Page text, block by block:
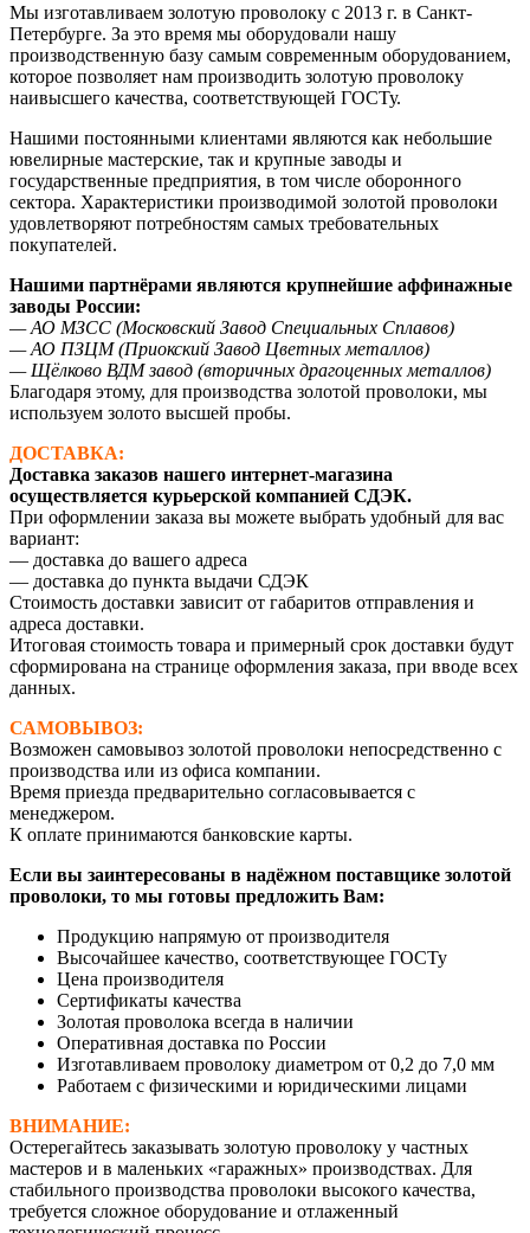
Мы изготавливаем золотую проволоку с 2013 г. в Санкт-
Петербурге. За это время мы оборудовали нашу
производственную базу самым современным оборудованием,
которое позволяет нам производить золотую проволоку
наивысшего качества, соответствующей ГОСТу.
Нашими постоянными клиентами являются как небольшие
ювелирные мастерские, так и крупные заводы и
государственные предприятия, в том числе оборонного
сектора. Характеристики производимой золотой проволоки
удовлетворяют потребностям самых требовательных
покупателей.
Нашими партнёрами являются крупнейшие аффинажные
заводы России:
— АО МЗСС (Московский Завод Специальных Сплавов)
— АО ПЗЦМ (Приокский Завод Цветных металлов)
— Щёлково ВДМ завод (вторичных драгоценных металлов)
Благодаря этому, для производства золотой проволоки, мы
используем золото высшей пробы.
ДОСТАВКА:
Доставка заказов нашего интернет-магазина
осуществляется курьерской компанией СДЭК.
При оформлении заказа вы можете выбрать удобный для вас
вариант:
— доставка до вашего адреса
— доставка до пункта выдачи СДЭК
Стоимость доставки зависит от габаритов отправления и
адреса доставки.
Итоговая стоимость товара и примерный срок доставки будут
сформирована на странице оформления заказа, при вводе всех
данных.
САМОВЫВОЗ:
Возможен самовывоз золотой проволоки непосредственно с
производства или из офиса компании.
Время приезда предварительно согласовывается с
менеджером.
К оплате принимаются банковские карты.
Если вы заинтересованы в надёжном поставщике золотой
проволоки, то мы готовы предложить Вам:
Продукцию напрямую от производителя
Высочайшее качество, соответствующее ГОСТу
Цена производителя
Сертификаты качества
Золотая проволока всегда в наличии
Оперативная доставка по России
Изготавливаем проволоку диаметром от 0,2 до 7,0 мм
Работаем с физическими и юридическими лицами
ВНИМАНИЕ:
Остерегайтесь заказывать золотую проволоку у частных
мастеров и в маленьких «гаражных» производствах. Для
стабильного производства проволоки высокого качества,
требуется сложное оборудование и отлаженный